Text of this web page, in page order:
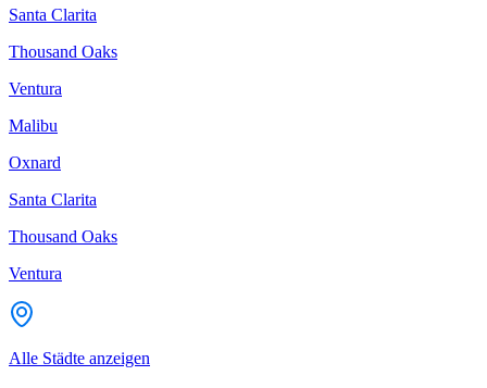
Santa Clarita
Thousand Oaks
Ventura
Malibu
Oxnard
Santa Clarita
Thousand Oaks
Ventura
Alle Städte anzeigen